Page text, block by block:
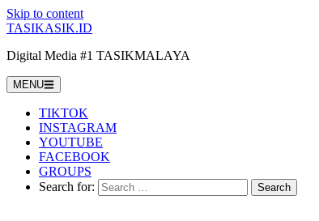
Skip to content
TASIKASIK.ID
Digital Media #1 TASIKMALAYA
MENU
TIKTOK
INSTAGRAM
YOUTUBE
FACEBOOK
GROUPS
Search for: